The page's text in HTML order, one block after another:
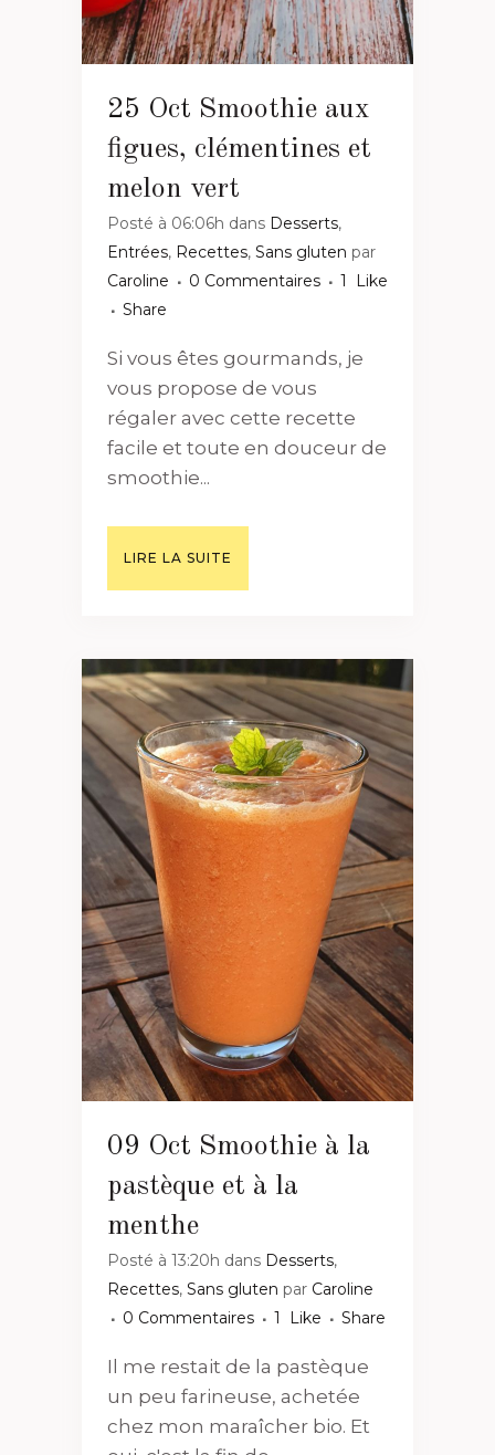
25 Oct Smoothie aux
figues, clémentines et
melon vert
Posté à 06:06h dans Desserts,
Entrées, Recettes, Sans gluten par
Caroline
0 Commentaires 1
Like
Share
Si vous êtes gourmands, je
vous propose de vous
régaler avec cette recette
facile et toute en douceur de
smoothie...
LIRE LA SUITE
09 Oct Smoothie à la
pastèque et à la
menthe
Posté à 13:20h dans Desserts,
Recettes, Sans gluten par Caroline
0 Commentaires
1 Like Share
Il me restait de la pastèque
un peu farineuse, achetée
chez mon maraîcher bio. Et